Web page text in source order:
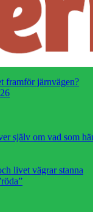
framför järnvägen?
själv om vad som
livet vägrar stanna